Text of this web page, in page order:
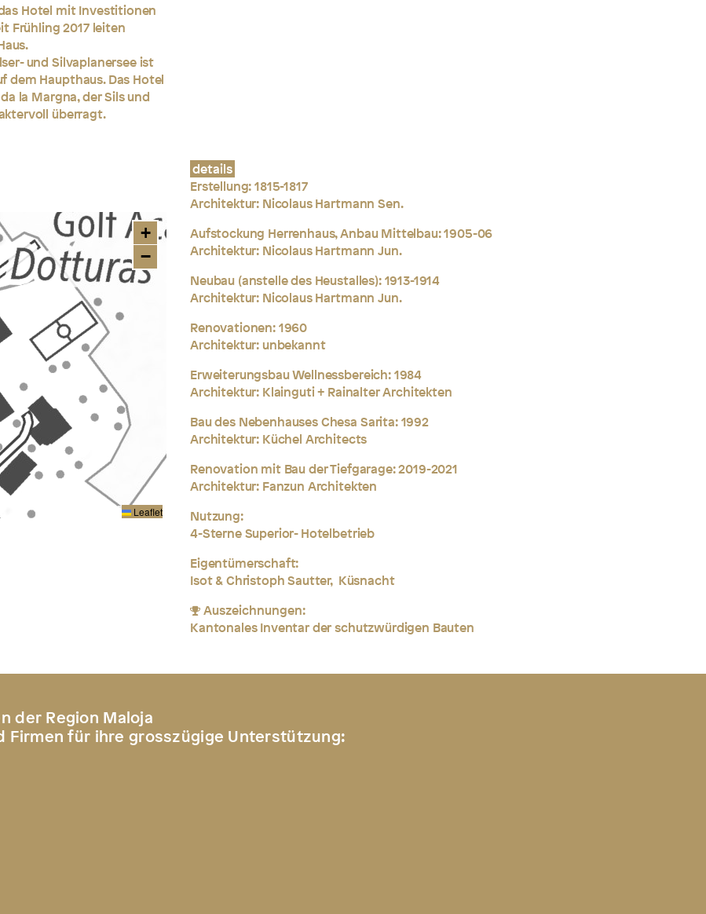
Hotel mit Investitionen
Frühling 2017 leiten
und Silvaplanersee ist
Haupthaus. Das Hotel
la Margna, der Sils und
überragt.
details
Erstellung: 1815-1817
Architektur: Nicolaus Hartmann Sen.
Aufstockung Herrenhaus, Anbau Mittelbau: 1905-06
Architektur: Nicolaus Hartmann Jun.
Neubau (anstelle des Heustalles):1913-1914
Architektur: Nicolaus Hartmann Jun.
Renovationen: 1960
Architektur: unbekannt
Erweiterungsbau Wellnessbereich: 1984
Architektur: Klainguti + Rainalter Architekten
Bau des Nebenhauses Chesa Sarita: 1992
Architektur: Küchel Architects
Renovation mit Bau der Tiefgarage: 2019-2021
Architektur: Fanzun Architekten
Nutzung:
4-Sterne Superior- Hotelbetrieb
Eigentümerschaft:
Isot & Christoph Sautter, Küsnacht
Auszeichnungen:
Kantonales Inventar der schutzwürdigen Bauten
+
−
Leaflet
der Region Maloja
für ihre grosszügige Unterstützung: